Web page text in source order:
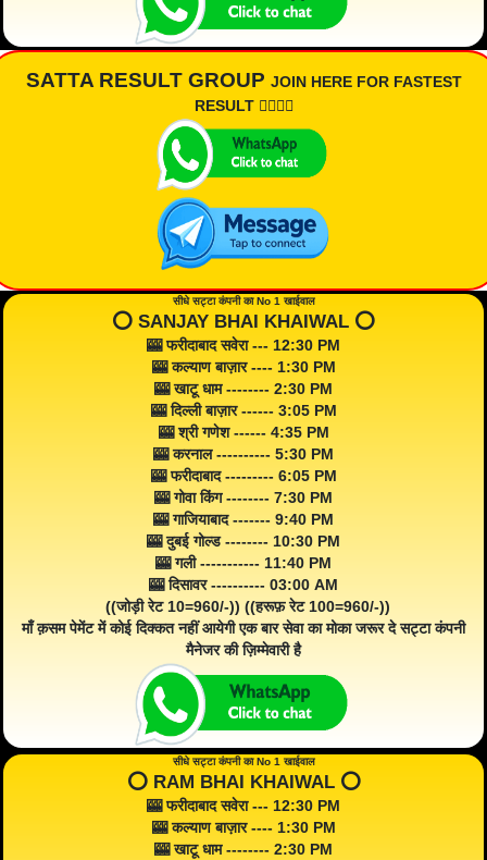
SATTA RESULT GROUP JOIN HERE FOR FASTEST
RESULT 👇🏾👇🏾
सीधे सट्टा कंपनी का No 1 खाईवाल
⭕️ SANJAY BHAI KHAIWAL ⭕️
🎰 फरीदाबाद सवेरा --- 12:30 PM
🎰 कल्याण बाज़ार ---- 1:30 PM
🎰 खाटू धाम -------- 2:30 PM
🎰 दिल्ली बाज़ार ------ 3:05 PM
🎰 श्री गणेश ------ 4:35 PM
🎰 करनाल ---------- 5:30 PM
🎰 फरीदाबाद --------- 6:05 PM
🎰 गोवा किंग -------- 7:30 PM
🎰 गाजियाबाद ------- 9:40 PM
🎰 दुबई गोल्ड -------- 10:30 PM
🎰 गली ----------- 11:40 PM
🎰 दिसावर ---------- 03:00 AM
((जोड़ी रेट 10=960/-)) ((हरूफ़ रेट 100=960/-))
माँ क़सम पेमेंट में कोई दिक्कत नहीं आयेगी एक बार सेवा का मोका जरूर दे सट्टा कंपनी
मैनेजर की ज़िम्मेवारी है
सीधे सट्टा कंपनी का No 1 खाईवाल
⭕️ RAM BHAI KHAIWAL ⭕️
🎰 फरीदाबाद सवेरा --- 12:30 PM
🎰 कल्याण बाज़ार ---- 1:30 PM
🎰 खाटू धाम -------- 2:30 PM